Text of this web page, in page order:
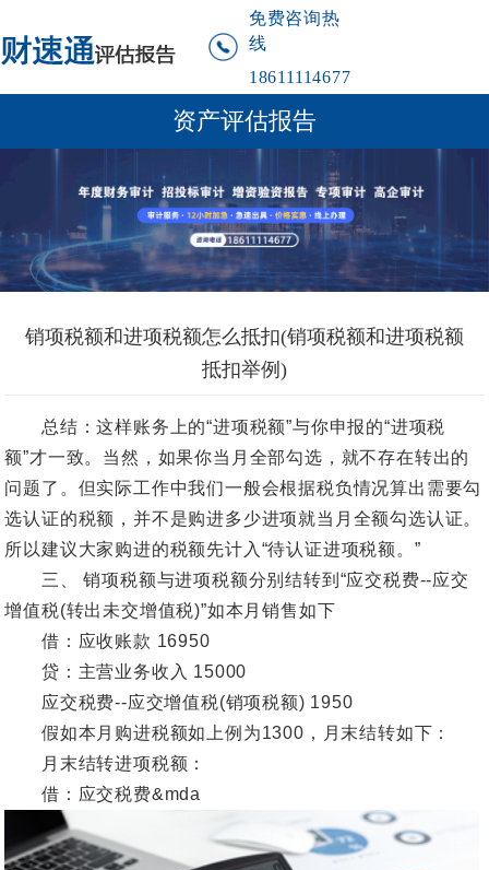
免费咨询热
线
18611114677
资产评估报告
销项税额和进项税额怎么抵扣(销项税额和进项税额
抵扣举例)
总结：这样账务上的“进项税额”与你申报的“进项税
额”才一致。当然，如果你当月全部勾选，就不存在转出的
问题了。但实际工作中我们一般会根据税负情况算出需要勾
选认证的税额，并不是购进多少进项就当月全额勾选认证。
所以建议大家购进的税额先计入“待认证进项税额。”
三、 销项税额与进项税额分别结转到“应交税费--应交
增值税(转出未交增值税)”如本月销售如下
借：应收账款 16950
贷：主营业务收入 15000
应交税费--应交增值税(销项税额) 1950
假如本月购进税额如上例为1300，月末结转如下：
月末结转进项税额：
借：应交税费&mda